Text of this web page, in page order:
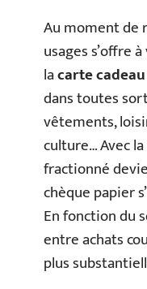
Au moment de
usages s’offre
lacarte
dans toutes
vêtements,
culture… Avec la
fractionné
chèque papier
En fonction du
entre achats
plus